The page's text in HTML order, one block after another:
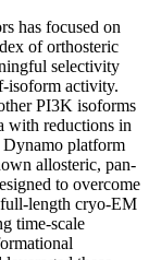
has focused on
of orthosteric
selectivity
isoform activity.
PI3K isoforms
with reductions in
Dynamo platform
allosteric, pan-
to overcome
full-length cryo-EM
time-scale